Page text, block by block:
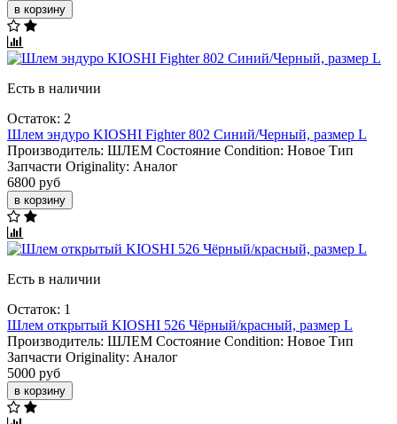
в корзину
Есть в наличии
Остаток: 2
Шлем эндуро KIOSHI Fighter 802 Синий/Черный, размер L
Производитель: ШЛЕМ Состояние Condition: Новое Тип
Запчасти Originality: Аналог
6800 руб
в корзину
Есть в наличии
Остаток: 1
Шлем открытый KIOSHI 526 Чёрный/красный, размер L
Производитель: ШЛЕМ Состояние Condition: Новое Тип
Запчасти Originality: Аналог
5000 руб
в корзину